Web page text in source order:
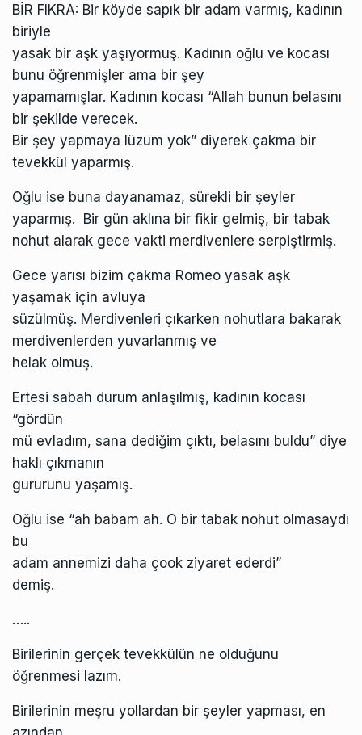
BİR FIKRA: Bir köyde sapık bir adam varmış, kadının
biriyle
yasak bir aşk yaşıyormuş. Kadının oğlu ve kocası
bunu öğrenmişler ama bir şey
yapamamışlar. Kadının kocası “Allah bunun belasını
bir şekilde verecek.
Bir şey yapmaya lüzum yok” diyerek çakma bir
tevekkül yaparmış.
Oğlu ise buna dayanamaz, sürekli bir şeyler
yaparmış. Bir gün aklına bir fikir gelmiş, bir tabak
nohut alarak gece vakti merdivenlere serpiştirmiş.
Gece yarısı bizim çakma Romeo yasak aşk
yaşamak için avluya
süzülmüş. Merdivenleri çıkarken nohutlara bakarak
merdivenlerden yuvarlanmış ve
helak olmuş.
Ertesi sabah durum anlaşılmış, kadının kocası
“gördün
mü evladım, sana dediğim çıktı, belasını buldu” diye
haklı çıkmanın
gururunu yaşamış.
Oğlu ise “ah babam ah. O bir tabak nohut olmasaydı
bu
adam annemizi daha çook ziyaret ederdi”
demiş.
…..
Birilerinin gerçek tevekkülün ne olduğunu
öğrenmesi lazım.
Birilerinin meşru yollardan bir şeyler yapması, en